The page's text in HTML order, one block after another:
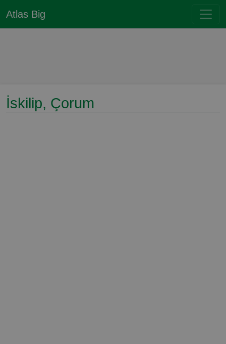
Atlas Big
İskilip, Çorum